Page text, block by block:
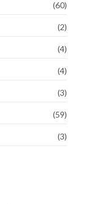
(60)
(2)
(4)
(4)
(3)
(59)
(3)